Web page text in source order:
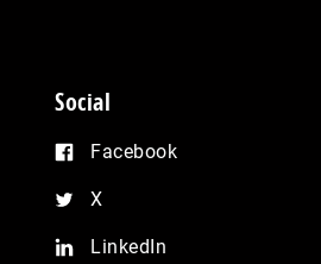
Social
Facebook
X
LinkedIn